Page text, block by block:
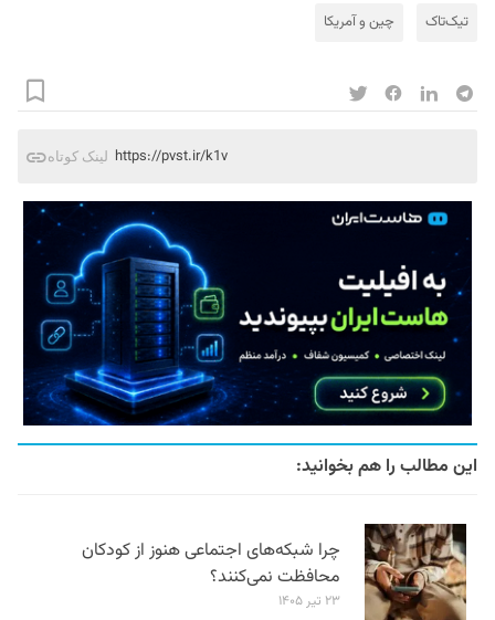
تیک‌تاک چین و آمریکا
لینک کوتاه https://pvst.ir/k1v
این مطالب را هم بخوانید:
چرا شبکه‌های اجتماعی هنوز از کودکان
محافظت نمی‌کنند؟
۲۳ تیر ۱۴۰۵